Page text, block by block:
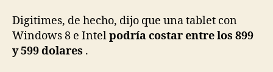
Digitimes, de hecho, dijo que una tablet con
Windows 8 e Intelpodría costar entre los 899
y 599 dolares .